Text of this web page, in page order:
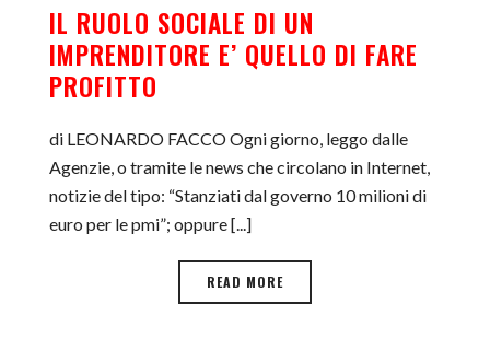
IL RUOLO SOCIALE DI UN
IMPRENDITORE E’ QUELLO DI FARE
PROFITTO
di LEONARDO FACCO Ogni giorno, leggo dalle
Agenzie, o tramite le news che circolano in Internet,
notizie del tipo: “Stanziati dal governo 10 milioni di
euro per le pmi”; oppure [...]
READ MORE